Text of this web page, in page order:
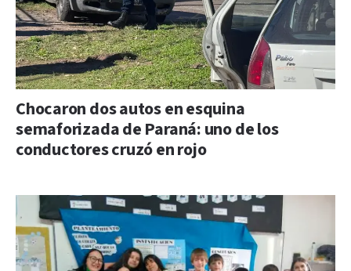
Chocaron dos autos en esquina
semaforizada de Paraná: uno de los
conductores cruzó en rojo